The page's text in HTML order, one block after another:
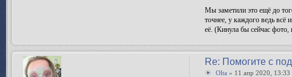
Мы заметили это ещё до
точнее, у каждого ведь всё
её. (Кинула бы сейчас фото,
Re: Помогите с
Olta » 11 апр 2020, 13:33